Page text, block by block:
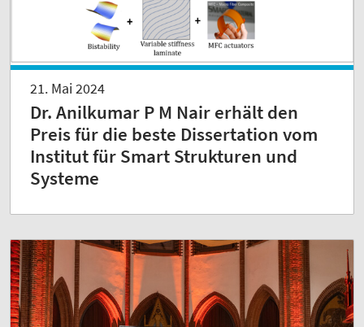
21. Mai 2024
Dr. Anilkumar P M Nair erhält den
Preis für die beste Dissertation vom
Institut für Smart Strukturen und
Systeme